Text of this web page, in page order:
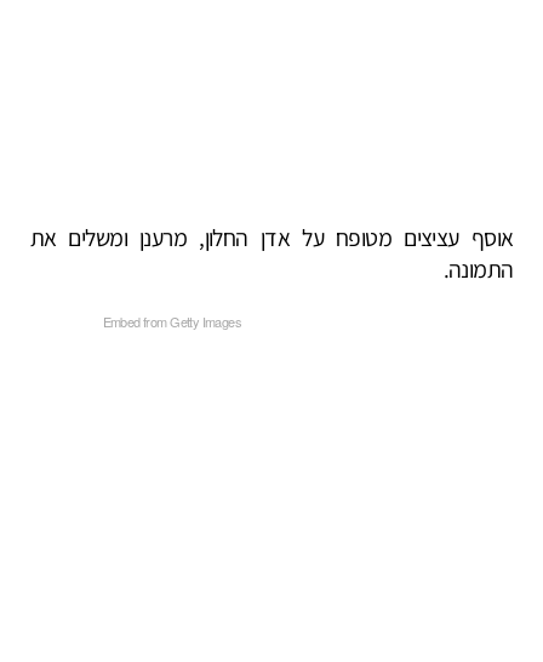
אוסף עציצים מטופח על אדן החלון, מרענן ומשלים את
התמונה.
Embed from Getty Images